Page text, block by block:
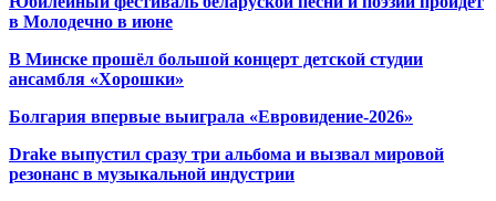
в Молодечно в июне
В Минске прошёл большой концерт детской студии
ансамбля «Хорошки»
Болгария впервые выиграла «Евровидение-2026»
Drake выпустил сразу три альбома и вызвал мировой
резонанс в музыкальной индустрии